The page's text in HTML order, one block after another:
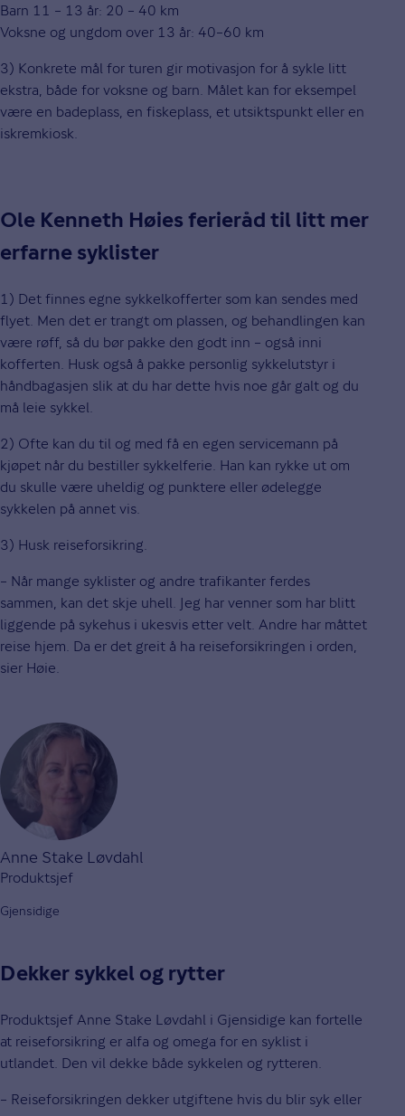
Barn 11 – 13 år: 20 – 40 km
Voksne og ungdom over 13 år: 40–60 km
3) Konkrete mål for turen gir motivasjon for å sykle litt
ekstra, både for voksne og barn. Målet kan for eksempel
være en badeplass, en fiskeplass, et utsiktspunkt eller en
iskremkiosk.
Ole Kenneth Høies ferieråd til litt mer
erfarne syklister
1) Det finnes egne sykkelkofferter som kan sendes med
flyet. Men det er trangt om plassen, og behandlingen kan
være røff, så du bør pakke den godt inn – også inni
kofferten. Husk også å pakke personlig sykkelutstyr i
håndbagasjen slik at du har dette hvis noe går galt og du
må leie sykkel.
2) Ofte kan du til og med få en egen servicemann på
kjøpet når du bestiller sykkelferie. Han kan rykke ut om
du skulle være uheldig og punktere eller ødelegge
sykkelen på annet vis.
3) Husk reiseforsikring.
– Når mange syklister og andre trafikanter ferdes
sammen, kan det skje uhell. Jeg har venner som har blitt
liggende på sykehus i ukesvis etter velt. Andre har måttet
reise hjem. Da er det greit å ha reiseforsikringen i orden,
sier Høie.
Anne Stake Løvdahl
Produktsjef
Gjensidige
Dekker sykkel og rytter
Produktsjef Anne Stake Løvdahl i Gjensidige kan fortelle
at reiseforsikring er alfa og omega for en syklist i
utlandet. Den vil dekke både sykkelen og rytteren.
– Reiseforsikringen dekker utgiftene hvis du blir syk eller